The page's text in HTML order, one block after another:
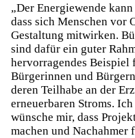
„Der Energiewende
dass sich Menschen vor
Gestaltung mitwirken.
sind dafür ein guter
hervorragendes
Bürgerinnen und
deren Teilhabe an der
erneuerbaren Stroms.
wünsche mir, dass
machen und Nachahmer